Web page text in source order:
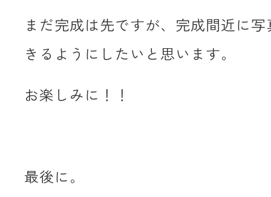
まだ完成は先ですが、完成間近に
きるようにしたいと思います。
お楽しみに！！
最後に。